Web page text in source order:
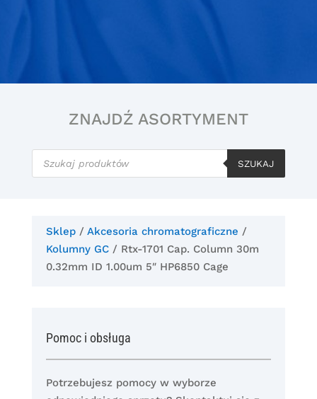
ZNAJDŹ ASORTYMENT
Wyszukiwarka
produktów
SZUKAJ
Sklep/ Akcesoria chromatograficzne /
Kolumny GC/ Rtx-1701 Cap. Column 30m
0.32mm ID 1.00um 5″ HP6850 Cage
Pomoc i obsługa
Potrzebujesz pomocy w wyborze